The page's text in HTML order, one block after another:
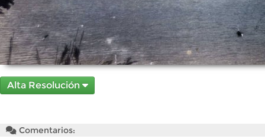
Alta Resolución
Comentarios: